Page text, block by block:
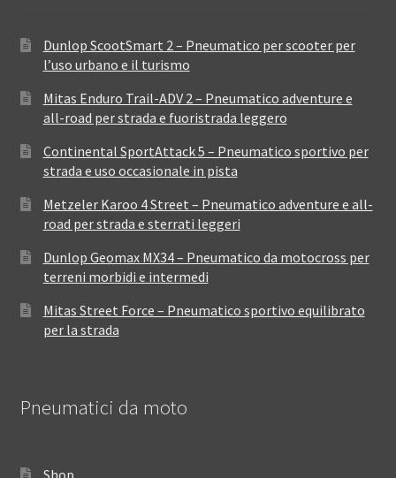
Dunlop ScootSmart 2 – Pneumatico per scooter per
l’uso urbano e il turismo
Mitas Enduro Trail-ADV 2 – Pneumatico adventure e
all-road per strada e fuoristrada leggero
Continental SportAttack 5 – Pneumatico sportivo per
strada e uso occasionale in pista
Metzeler Karoo 4 Street – Pneumatico adventure e all-
road per strada e sterrati leggeri
Dunlop Geomax MX34 – Pneumatico da motocross per
terreni morbidi e intermedi
Mitas Street Force – Pneumatico sportivo equilibrato
per la strada
Pneumatici da moto
Shop